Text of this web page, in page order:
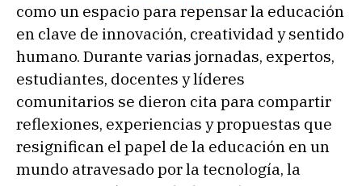
como un espacio para repensar la educación
en clave de innovación, creatividad y sentido
humano. Durante varias jornadas, expertos,
estudiantes, docentes y líderes
comunitarios se dieron cita para compartir
reflexiones, experiencias y propuestas que
resignifican el papel de la educación en un
mundo atravesado por la tecnología, la